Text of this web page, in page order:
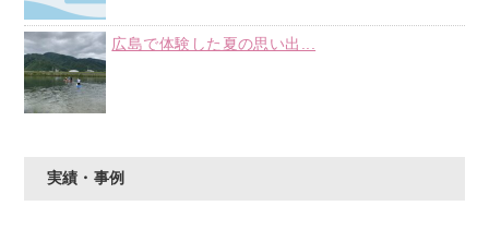
広島で体験した夏の思い出...
実績・事例